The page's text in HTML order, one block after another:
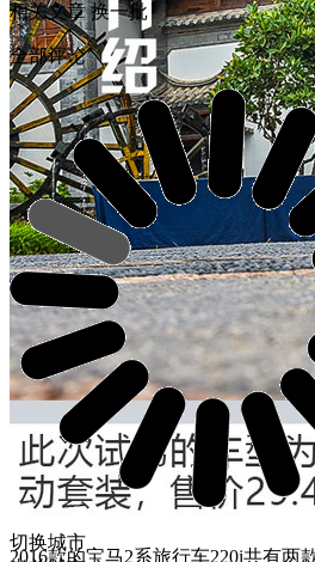
2016款的宝马2系旅行车220i共有两
相关文章换一批
全部评论
切换城市